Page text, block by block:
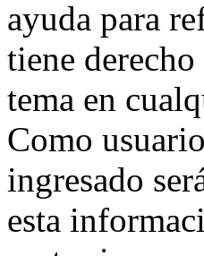
ayuda para
tiene
tema en
Como usuario
ingresado
esta